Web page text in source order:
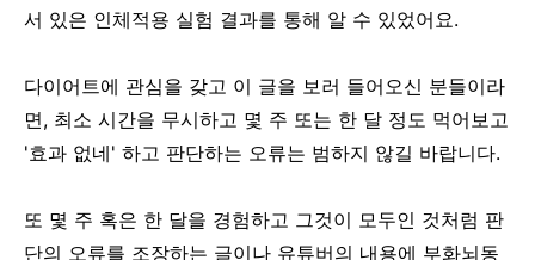
서 있은 인체적용 실험 결과를 통해 알 수 있었어요.
다이어트에 관심을 갖고 이 글을 보러 들어오신 분들이라
면, 최소 시간을 무시하고 몇 주 또는 한 달 정도 먹어보고
'효과 없네' 하고 판단하는 오류는 범하지 않길 바랍니다.
또 몇 주 혹은 한 달을 경험하고 그것이 모두인 것처럼 판
단의 오류를 조장하는 글이나 유튜버의 내용에 부화뇌동